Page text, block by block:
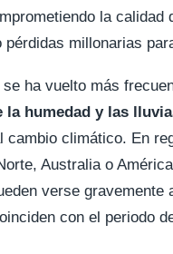
la calidad
pérdidas millonarias
se ha vuelto más
la humedad y las
cambio climático. En
Australia o
verse gravemente
con el periodo